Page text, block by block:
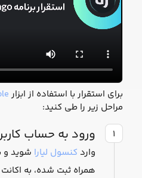
برای استقرار با استفاده از ابزار
مراحل زیر را طی کنید:
۱
ورود به حساب
وارد کنسول لیارا شوید و
همراه ثبت شده، به اکانت